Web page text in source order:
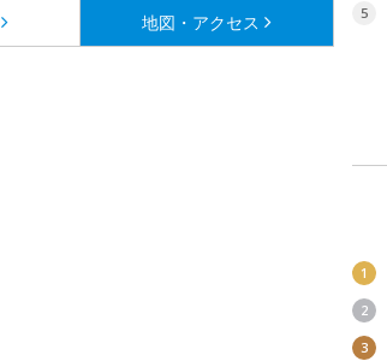
地図・アクセス 5
1
2
3